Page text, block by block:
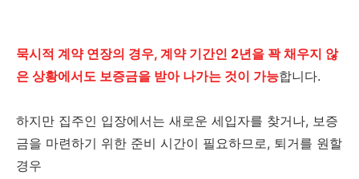
묵시적 계약 연장의 경우, 계약 기간인 2년을 꽉 채우지 않
은 상황에서도 보증금을 받아 나가는 것이 가능합니다.
하지만 집주인 입장에서는 새로운 세입자를 찾거나, 보증
금을 마련하기 위한 준비 시간이 필요하므로, 퇴거를 원할
경우